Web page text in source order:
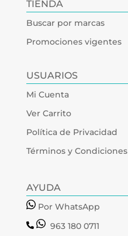
TIENDA
Buscar por marcas
Promociones vigentes
USUARIOS
Mi Cuenta
Ver Carrito
Política de Privacidad
Términos y Condiciones
AYUDA
Por WhatsApp
963 180 0711